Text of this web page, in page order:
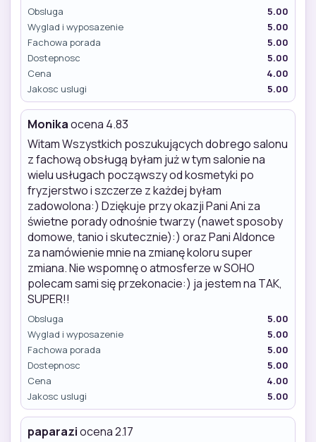
Obsluga
5.00
Wyglad i wyposazenie
5.00
Fachowa porada
5.00
Dostepnosc
5.00
Cena
4.00
Jakosc uslugi
5.00
Monikaocena 4.83
Witam Wszystkich poszukujących dobrego salonu
z fachową obsługą byłam już w tym salonie na
wielu usługach począwszy od kosmetyki po
fryzjerstwo i szczerze z każdej byłam
zadowolona:) Dziękuje przy okazji Pani Ani za
świetne porady odnośnie twarzy (nawet sposoby
domowe, tanio i skutecznie):) oraz Pani Aldonce
za namówienie mnie na zmianę koloru super
zmiana. Nie wspomnę o atmosferze w SOHO
polecam sami się przekonacie:) ja jestem na TAK,
SUPER!!
Obsluga
5.00
Wyglad i wyposazenie
5.00
Fachowa porada
5.00
Dostepnosc
5.00
Cena
4.00
Jakosc uslugi
5.00
paparaziocena 2.17